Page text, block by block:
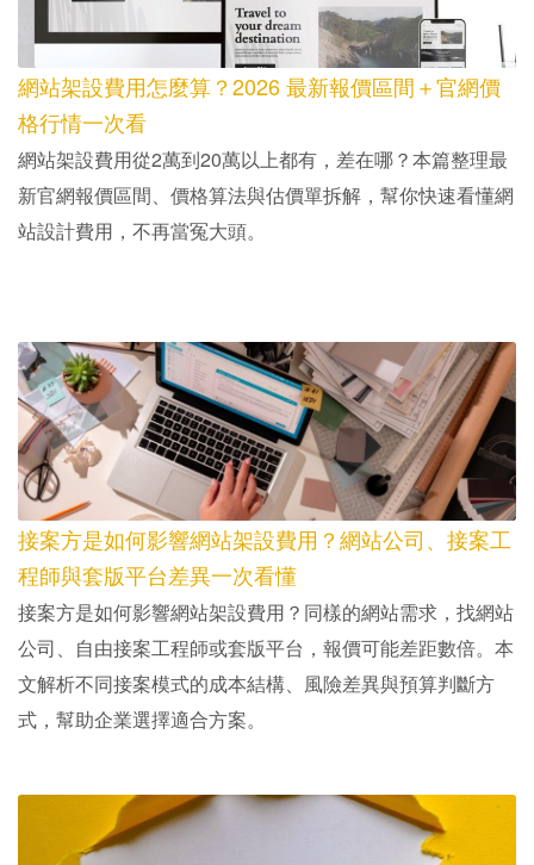
網站架設費用怎麼算？2026 最新報價區間＋官網價
格行情一次看
網站架設費用從2萬到20萬以上都有，差在哪？本篇整理最
新官網報價區間、價格算法與估價單拆解，幫你快速看懂網
站設計費用，不再當冤大頭。
接案方是如何影響網站架設費用？網站公司、接案工
程師與套版平台差異一次看懂
接案方是如何影響網站架設費用？同樣的網站需求，找網站
公司、自由接案工程師或套版平台，報價可能差距數倍。本
文解析不同接案模式的成本結構、風險差異與預算判斷方
式，幫助企業選擇適合方案。